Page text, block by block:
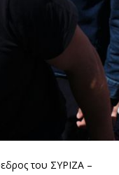
του ΣΥΡΙΖΑ –